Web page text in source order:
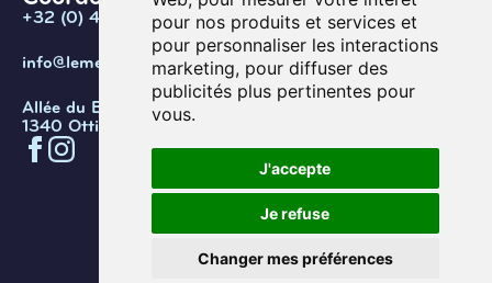
pour nos produits et services et
pour personnaliser les interactions
marketing, pour diffuser des
publicités plus pertinentes pour
vous.
J'accepte
Je refuse
Changer mes préférences
+32 (0) 470 / 67.20.55
info@lemef.be
Allée du Bois des Rêves 1,
1340 Ottignies-Louvain-la-Neuve
Confidentialité
Cookies
Conditions d'utilisation
© Copyright 2026. Musée de l’eau
et de la fontaine.